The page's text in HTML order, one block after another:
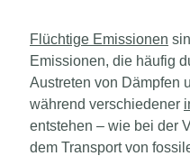
Flüchtige Emissionen
Emissionen, die häufig
Austreten von Dämpfen
während verschiedener
entstehen – wie bei der
dem Transport von